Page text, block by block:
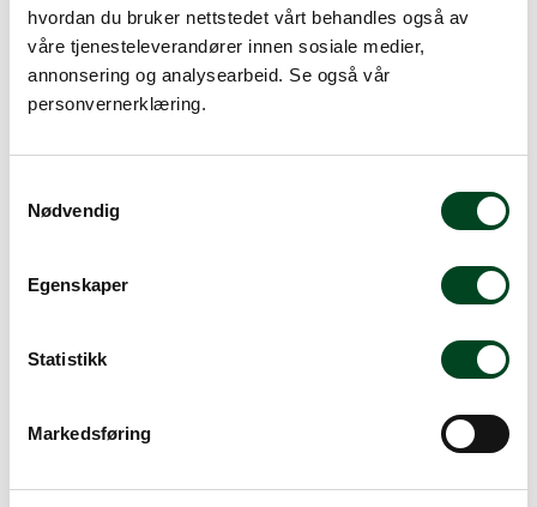
hvordan du bruker nettstedet vårt behandles også av
våre tjenesteleverandører innen sosiale medier,
annonsering og analysearbeid. Se også vår
personvernerklæring.
Nødvendig
Egenskaper
Statistikk
Markedsføring
Stayhot Focus
varmelampe MS
aluminium m/heis
Stayhot Focus
Stayhot Focus